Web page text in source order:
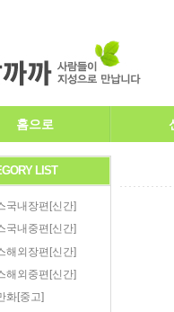
홈으로
LIST
국내장편[신간]
국내중편[신간]
해외장편[신간]
해외중편[신간]
화[중고]